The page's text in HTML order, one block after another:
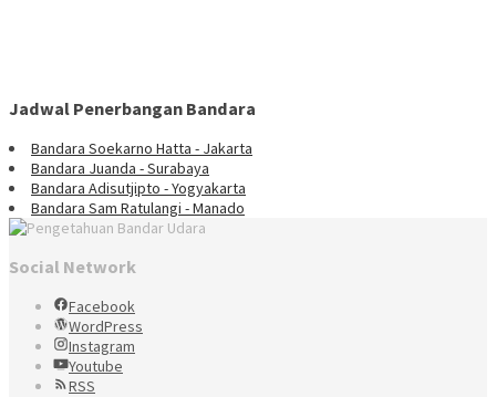
Jadwal Penerbangan Bandara
Bandara Soekarno Hatta - Jakarta
Bandara Juanda - Surabaya
Bandara Adisutjipto - Yogyakarta
Bandara Sam Ratulangi - Manado
Social Network
Facebook
WordPress
Instagram
Youtube
RSS